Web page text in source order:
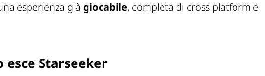
esperienza già giocabile, completa di cross platform e
esce Starseeker